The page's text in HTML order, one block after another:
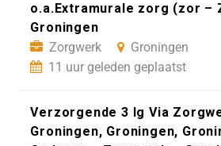
o.a.Extramurale zorg (zor –
Groningen
Zorgwerk
Groningen
11 uur geleden geplaatst
Verzorgende 3 Ig Via
Groningen, Groningen,